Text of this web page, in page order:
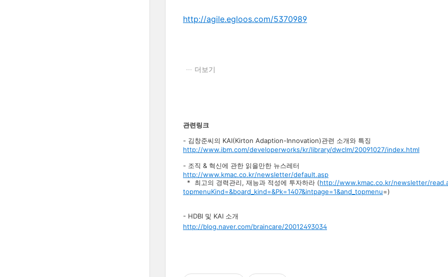
http://agile.egloos.com/5370989
더보기
관련링크
- 김창준씨의 KAI(Kirton Adaption-Innovation)관련 소개와 특징
http://www.ibm.com/developerworks/kr/library/dwclm/20091027/index.html
- 조직 & 혁신에 관한 읽을만한 뉴스레터
http://www.kmac.co.kr/newsletter/default.asp
* 최고의 경력관리, 재능과 적성에 투자하라 (http://www.kmac.co.kr/newsletter/
topmenuKind=&board_kind=&Pk=1407&intpage=1&and_topmenu=)
- HDBI 및 KAI 소개
http://blog.naver.com/braincare/20012493034